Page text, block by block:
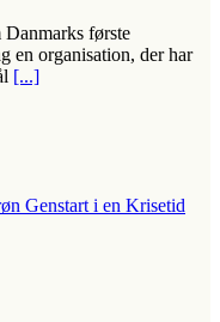
første
en organisation, der har
[...]